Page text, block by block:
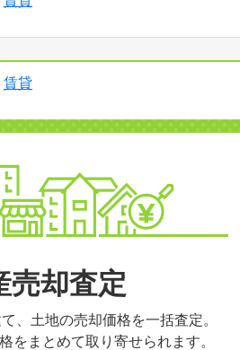
賃貸
売却査定
、土地の売却価格を一括査定。
をまとめて取り寄せられます。